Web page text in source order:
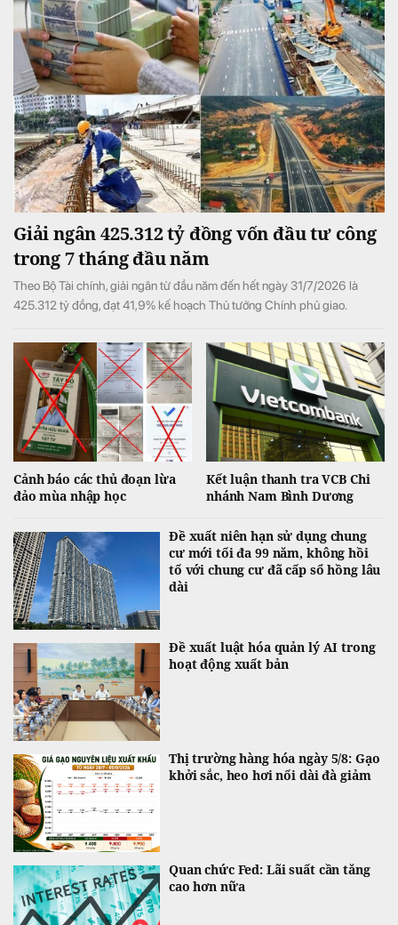
Giải ngân 425.312 tỷ đồng vốn đầu tư công
trong 7 tháng đầu năm
Theo Bộ Tài chính, giải ngân từ đầu năm đến hết ngày 31/7/2026 là
425.312 tỷ đồng, đạt 41,9% kế hoạch Thủ tướng Chính phủ giao.
Cảnh báo các thủ đoạn lừa
đảo mùa nhập học
Kết luận thanh tra VCB Chi
nhánh Nam Bình Dương
Đề xuất niên hạn sử dụng chung
cư mới tối đa 99 năm, không hồi
tố với chung cư đã cấp sổ hồng lâu
dài
Đề xuất luật hóa quản lý AI trong
hoạt động xuất bản
Thị trường hàng hóa ngày 5/8: Gạo
khởi sắc, heo hơi nối dài đà giảm
Quan chức Fed: Lãi suất cần tăng
cao hơn nữa